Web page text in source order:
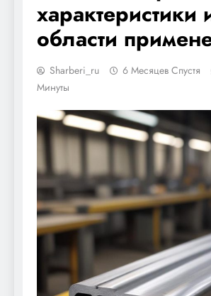
характеристики
области
Sharberi_ru 6 Месяцев Спустя
Минуты